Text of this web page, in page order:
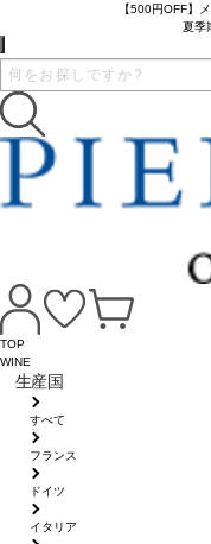
【500円OFF】
夏季
TOP
WINE
生産国
すべて
フランス
ドイツ
イタリア